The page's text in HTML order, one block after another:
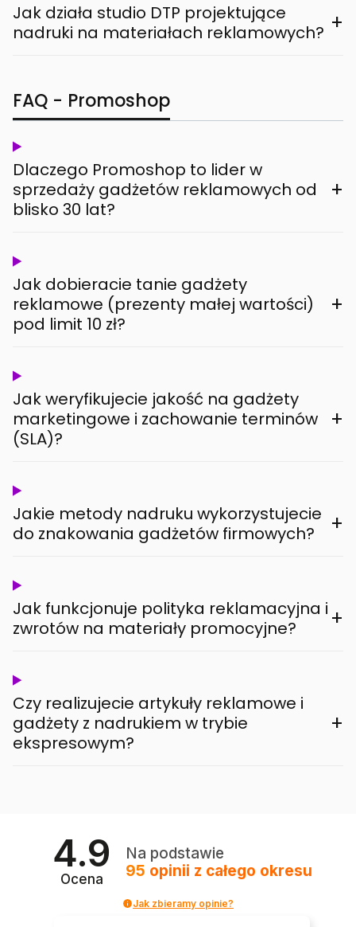
Jak działa studio DTP projektujące
nadruki na materiałach reklamowych? +
FAQ - Promoshop
Dlaczego Promoshop to lider w
sprzedaży gadżetów reklamowych od
blisko 30 lat?
+
Jak dobieracie tanie gadżety
reklamowe (prezenty małej wartości)
pod limit 10 zł?
+
Jak weryfikujecie jakość na gadżety
marketingowe i zachowanie terminów
(SLA)?
+
Jakie metody nadruku wykorzystujecie
do znakowania gadżetów firmowych?
+
Jak funkcjonuje polityka reklamacyjna i
zwrotów na materiały promocyjne?
+
Czy realizujecie artykuły reklamowe i
gadżety z nadrukiem w trybie
ekspresowym?
+
4.9
Ocena
Na podstawie
95 opinii z całego okresu
Jak zbieramy opinie?